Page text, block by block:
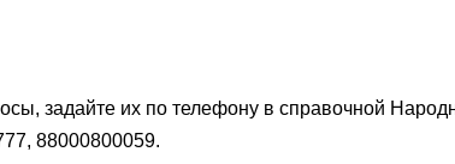
задайте их по телефону в справочной
88000800059.